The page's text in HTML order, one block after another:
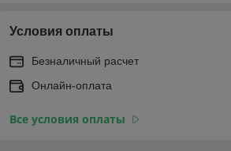
Условия оплаты
Безналичный расчет
Онлайн-оплата
Все условия оплаты